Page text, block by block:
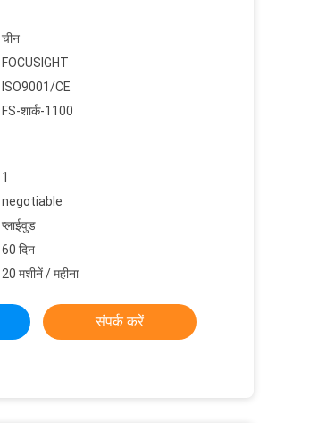
चीन
FOCUSIGHT
ISO9001/CE
FS-शार्क-1100
1
negotiable
प्लाईवुड
60 दिन
20 मशीनें / महीना
संपर्क करें